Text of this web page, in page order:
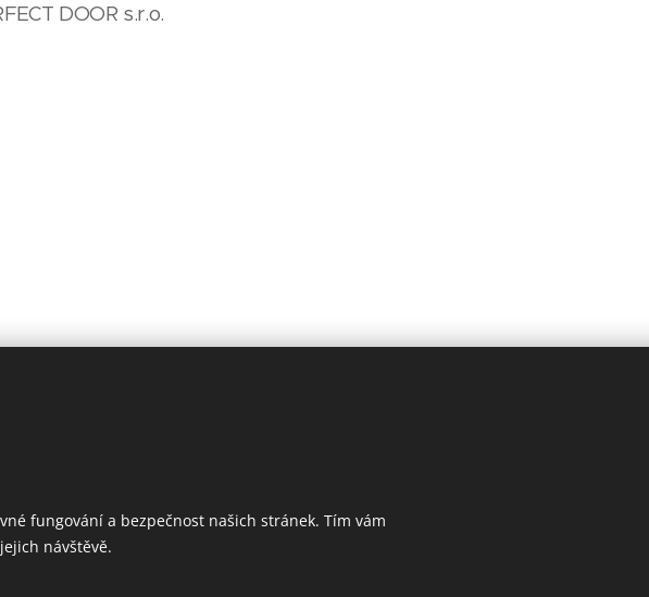
DOOR s.r.o.
fungování a bezpečnost našich stránek. Tím vám
návštěvě.